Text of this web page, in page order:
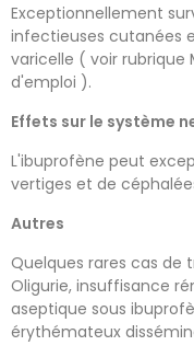
Exceptionnellement
infectieuses cutanées
varicelle ( voir rubrique
d'emploi ).
Effets sur le système
L'ibuprofène peut
vertiges et de
Autres
Quelques rares cas de
Oligurie, insuffisance
aseptique sous
érythémateux